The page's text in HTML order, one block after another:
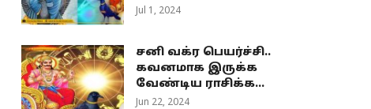
Jul 1, 2024
சனி வக்ர பெயர்ச்சி..
கவனமாக இருக்க
வேண்டிய ராசிக்க...
Jun 22, 2024